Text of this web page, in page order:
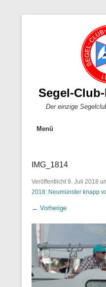
Segel-
Der einzige
Menü
IMG_1814
Veröffentlicht9. Juli 2018
2018: Neumünster knapp
← Vorherige